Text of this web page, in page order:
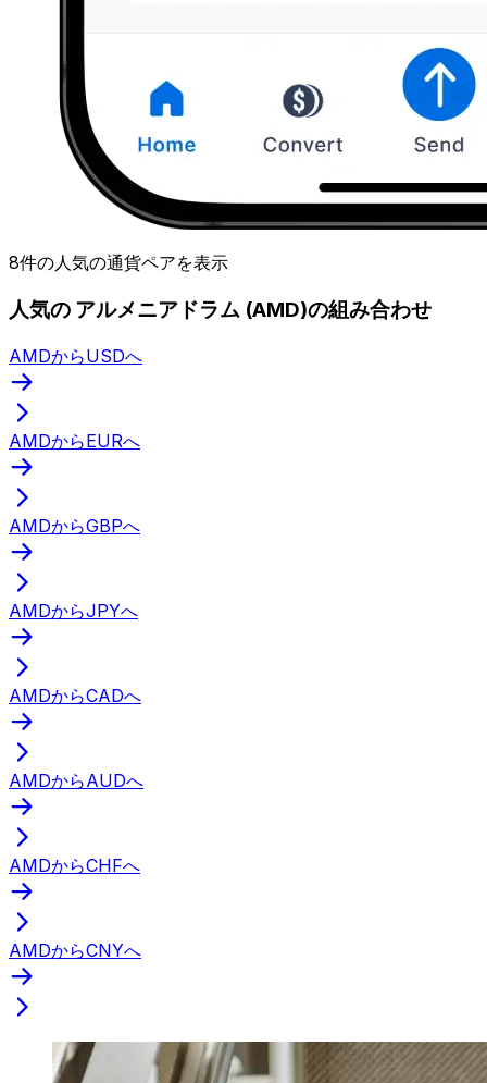
8件の人気の通貨ペアを表示
人気の アルメニアドラム (AMD)の組み合わせ
AMDからUSDへ
AMDからEURへ
AMDからGBPへ
AMDからJPYへ
AMDからCADへ
AMDからAUDへ
AMDからCHFへ
AMDからCNYへ